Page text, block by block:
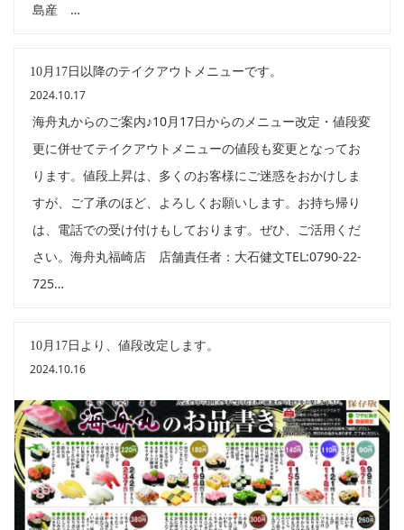
島産 …
10月17日以降のテイクアウトメニューです。
2024.10.17
海舟丸からのご案内♪10月17日からのメニュー改定・値段変
更に併せてテイクアウトメニューの値段も変更となってお
ります。値段上昇は、多くのお客様にご迷惑をおかけしま
すが、ご了承のほど、よろしくお願いします。お持ち帰り
は、電話での受け付けもしております。ぜひ、ご活用くだ
さい。海舟丸福崎店 店舗責任者：大石健文TEL:0790-22-
725…
10月17日より、値段改定します。
2024.10.16